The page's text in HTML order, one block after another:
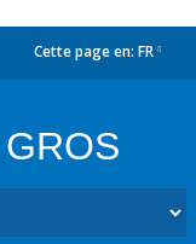
Cette page en: FR